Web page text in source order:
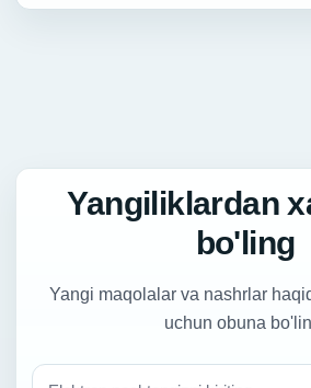
Yangiliklardan
bo'ling
Yangi maqolalar va nashrlar
uchun obuna